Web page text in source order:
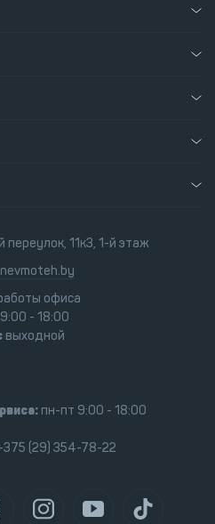
переулок, 11к3, 1-й этаж
офиса
9:00 - 18:00
выходной
пн-пт 9:00 - 18:00
(29) 354-78-22